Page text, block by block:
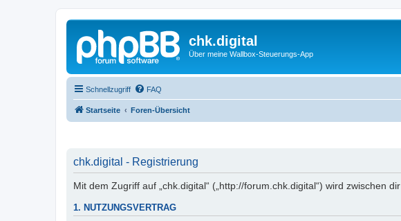
chk.digital
Über meine Wallbox-Steuerungs-App
Schnellzugriff FAQ
Startseite Foren-Übersicht
chk.digital - Registrierung
Mit dem Zugriff auf „chk.digital“ („http://forum.chk.digital“) wird zwischen
1. NUTZUNGSVERTRAG